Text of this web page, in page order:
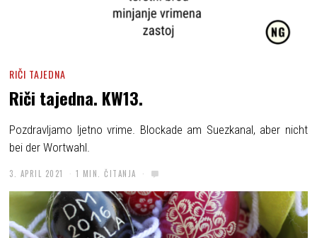
RIČI TAJEDNA
Riči tajedna. KW13.
Pozdravljamo ljetno vrime. Blockade am Suezkanal, aber nicht
bei der Wortwahl.
3. APRIL 2021 1 MIN. ČITANJA